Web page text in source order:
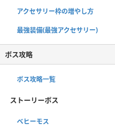
アクセサリー枠の増やし方
最強装備(最強アクセサリー)
ボス攻略
ボス攻略一覧
ストーリーボス
ベヒーモス